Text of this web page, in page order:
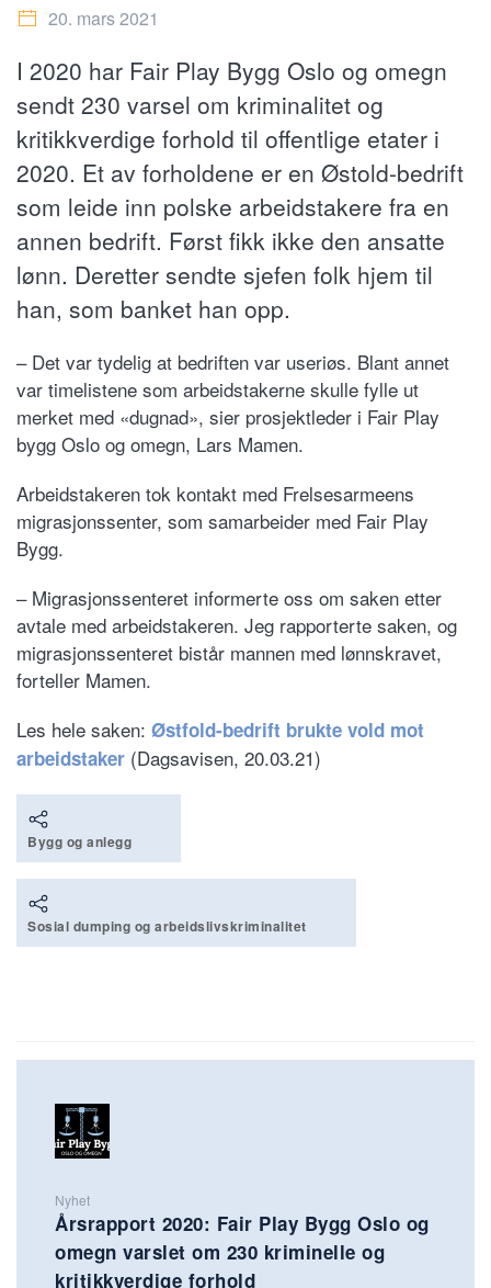
20. mars 2021
I 2020 har Fair Play Bygg Oslo og omegn
sendt 230 varsel om kriminalitet og
kritikkverdige forhold til offentlige etater i
2020. Et av forholdene er en Østold-bedrift
som leide inn polske arbeidstakere fra en
annen bedrift. Først fikk ikke den ansatte
lønn. Deretter sendte sjefen folk hjem til
han, som banket han opp.
– Det var tydelig at bedriften var useriøs. Blant annet
var timelistene som arbeidstakerne skulle fylle ut
merket med «dugnad», sier prosjektleder i Fair Play
bygg Oslo og omegn, Lars Mamen.
Arbeidstakeren tok kontakt med Frelsesarmeens
migrasjonssenter, som samarbeider med Fair Play
Bygg.
– Migrasjonssenteret informerte oss om saken etter
avtale med arbeidstakeren. Jeg rapporterte saken, og
migrasjonssenteret bistår mannen med lønnskravet,
forteller Mamen.
Les hele saken: Østfold-bedrift brukte vold mot
arbeidstaker (Dagsavisen, 20.03.21)
Bygg og anlegg
Sosial dumping og arbeidslivskriminalitet
Nyhet
Årsrapport 2020: Fair Play Bygg Oslo og
omegn varslet om 230 kriminelle og
kritikkverdige forhold